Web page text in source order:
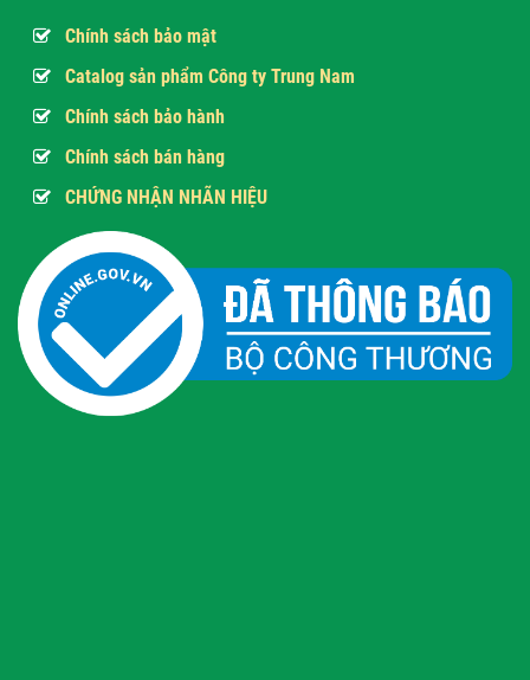
Chính sách bảo mật
Catalog sản phẩm Công ty Trung Nam
Chính sách bảo hành
Chính sách bán hàng
CHỨNG NHẬN NHÃN HIỆU